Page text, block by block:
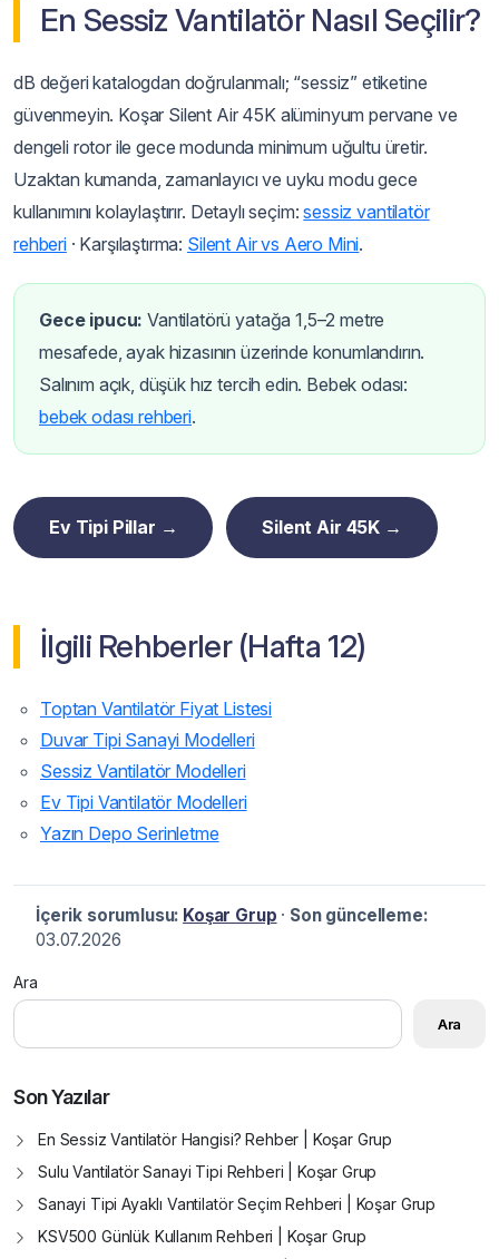
En Sessiz Vantilatör Nasıl Seçilir?
dB değeri katalogdan doğrulanmalı; “sessiz” etiketine
güvenmeyin. Koşar Silent Air 45K alüminyum pervane ve
dengeli rotor ile gece modunda minimum uğultu üretir.
Uzaktan kumanda, zamanlayıcı ve uyku modu gece
kullanımını kolaylaştırır. Detaylı seçim:sessiz vantilatör
rehberi· Karşılaştırma: Silent Air vs Aero Mini.
Gece ipucu: Vantilatörü yatağa 1,5–2 metre
mesafede, ayak hizasının üzerinde konumlandırın.
Salınım açık, düşük hız tercih edin. Bebek odası:
bebek odası rehberi.
Ev Tipi Pillar → Silent Air 45K →
İlgili Rehberler (Hafta 12)
Toptan Vantilatör Fiyat Listesi
Duvar Tipi Sanayi Modelleri
Sessiz Vantilatör Modelleri
Ev Tipi Vantilatör Modelleri
Yazın Depo Serinletme
İçerik sorumlusu: Koşar Grup · Son güncelleme:
03.07.2026
Ara
Ara
Son Yazılar
En Sessiz Vantilatör Hangisi? Rehber | Koşar Grup
Sulu Vantilatör Sanayi Tipi Rehberi | Koşar Grup
Sanayi Tipi Ayaklı Vantilatör Seçim Rehberi | Koşar Grup
KSV500 Günlük Kullanım Rehberi | Koşar Grup